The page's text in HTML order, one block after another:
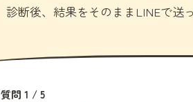
診断後、結果をそのままLINEで送
質問 1 / 5